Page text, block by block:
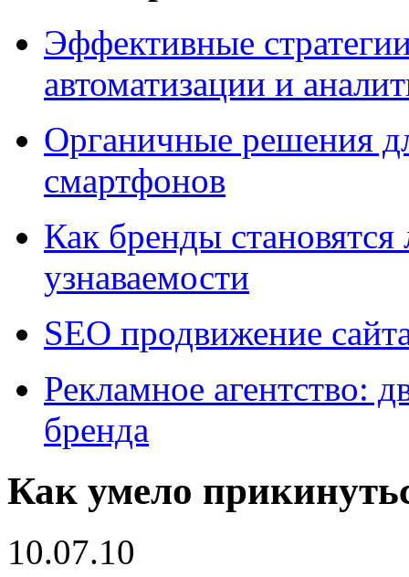
Эффективные
автоматизации и
Органичные решения
смартфонов
Как бренды
узнаваемости
SEO продвижение
Рекламное агентство:
бренда
Как умело
10.07.10